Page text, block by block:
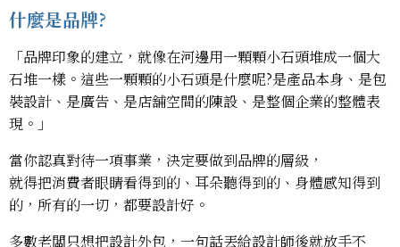
什麼是品牌?
「品牌印象的建立，就像在河邊用一顆顆小石頭堆成一個大
石堆一樣。這些一顆顆的小石頭是什麼呢?是產品本身、是包
裝設計、是廣告、是店舖空間的陳設、是整個企業的整體表
現。」​
​當你認真對待一項事業，決定要做到品牌的層級，​
就得把消費者眼睛看得到的、耳朵聽得到的、身體感知得到
的，所有的一切，都要設計好。​
​多數老闆只想把設計外包，一句話丟給設計師後就放手不